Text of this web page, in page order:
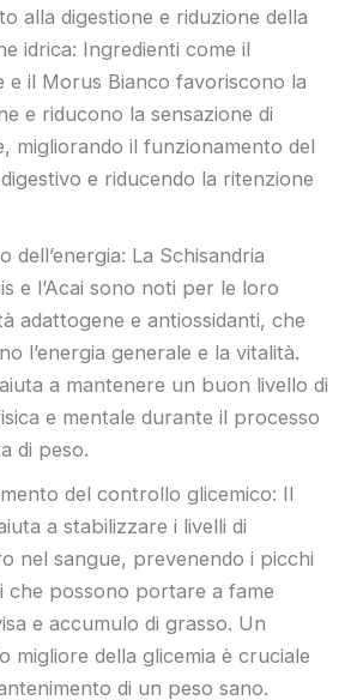
alla digestione e riduzione della
idrica: Ingredienti come il
e il Morus Bianco favoriscono la
e riducono la sensazione di
migliorando il funzionamento del
e riducendo la ritenzione
dell’energia: La Schisandria
e l’Acai sono noti per le loro
adattogene e antiossidanti, che
l’energia generale e la vitalità.
a mantenere un buon livello di
e mentale durante il processo
di peso.
del controllo glicemico: Il
a stabilizzare i livelli di
nel sangue, prevenendo i picchi
che possono portare a fame
e accumulo di grasso. Un
migliore della glicemia è cruciale
di un peso sano.